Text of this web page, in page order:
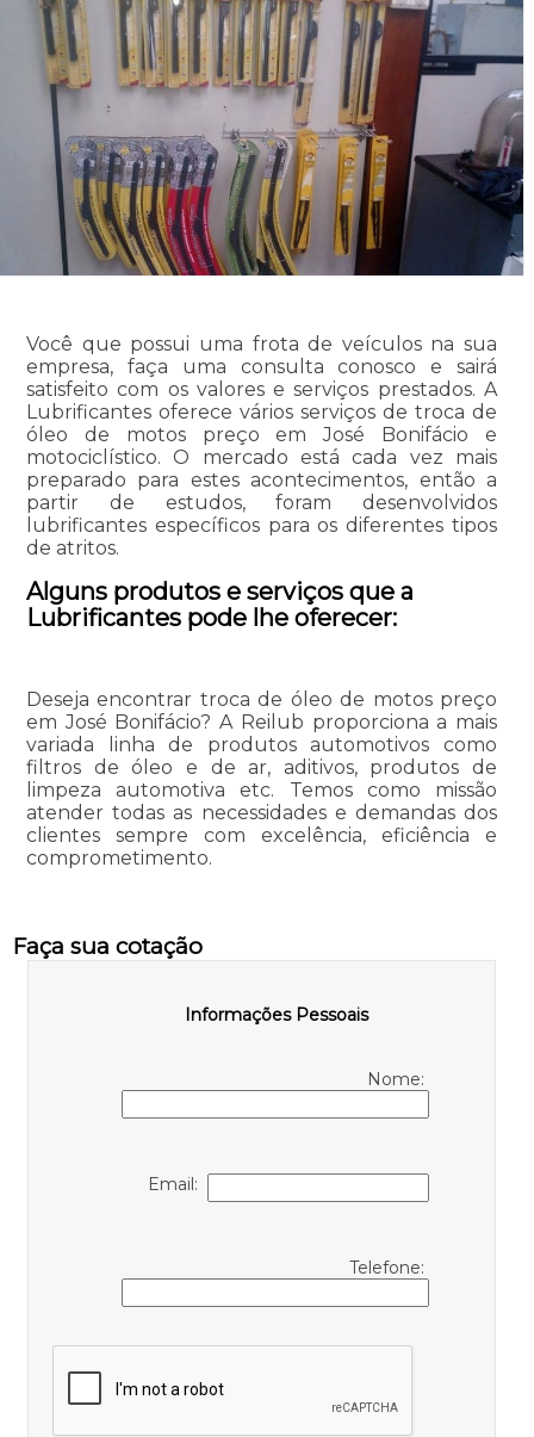
Você que possui uma frota de veículos na sua
empresa, faça uma consulta conosco e sairá
satisfeito com os valores e serviços prestados. A
Lubrificantes oferece vários serviços de troca de
óleo de motos preço em José Bonifácio e
motociclístico. O mercado está cada vez mais
preparado para estes acontecimentos, então a
partir de estudos, foram desenvolvidos
lubrificantes específicos para os diferentes tipos
de atritos.
Alguns produtos e serviços que a
Lubrificantes pode lhe oferecer:
Deseja encontrar troca de óleo de motos preço
em José Bonifácio? A Reilub proporciona a mais
variada linha de produtos automotivos como
filtros de óleo e de ar, aditivos, produtos de
limpeza automotiva etc. Temos como missão
atender todas as necessidades e demandas dos
clientes sempre com excelência, eficiência e
comprometimento.
Faça sua cotação
Informações Pessoais
Nome:
Email:
Telefone: